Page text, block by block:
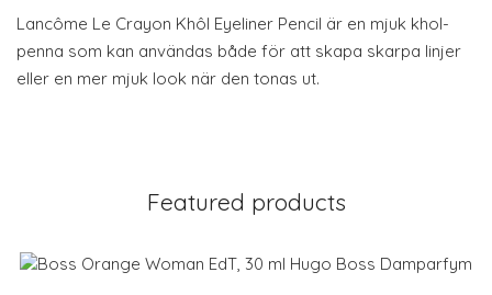
Lancôme Le Crayon Khôl Eyeliner Pencil är en mjuk khol-
penna som kan användas både för att skapa skarpa linjer
eller en mer mjuk look när den tonas ut.
Featured products